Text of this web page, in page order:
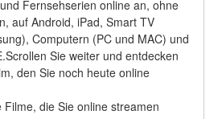
Fernsehserien online an, ohne
auf Android, iPad, Smart TV
Computern (PC und MAC) und
Sie weiter und entdecken
den Sie noch heute online
die Sie online streamen